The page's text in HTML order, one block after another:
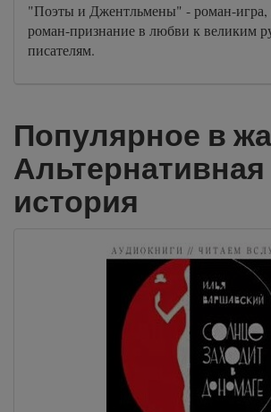
"Поэты и Джентльмены" - роман-игра,
роман-признание в любви к великим
писателям.
Популярное в
Альтернативная
история